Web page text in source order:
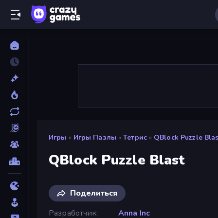
Игры » Игры Пазлы » Тетрис » QBlock Puzzle
QBlock Puzzle Blast
Поделиться
Разработчик
Anna Inc